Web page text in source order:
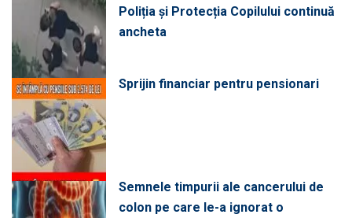
Poliția și Protecția Copilului continuă
ancheta
Sprijin financiar pentru pensionari
Semnele timpurii ale cancerului de
colon pe care le-a ignorat o